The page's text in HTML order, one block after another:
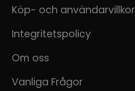
Köp- och användarvillkor
Integritetspolicy
Om oss
Vanliga Frågor